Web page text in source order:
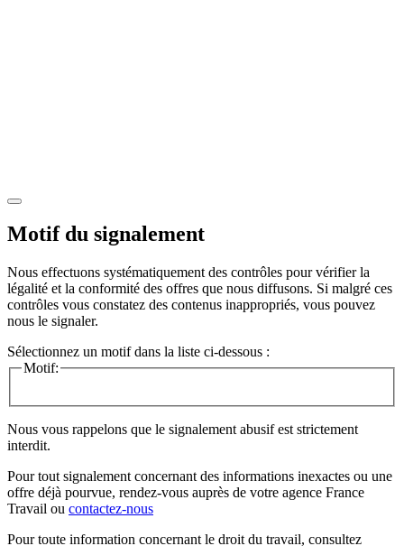
Motif du signalement
Nous effectuons systématiquement des contrôles pour vérifier la
légalité et la conformité des offres que nous diffusons. Si malgré ces
contrôles vous constatez des contenus inappropriés, vous pouvez
nous le signaler.
Sélectionnez un motif dans la liste ci-dessous :
Motif:
Nous vous rappelons que le signalement abusif est strictement
interdit.
Pour tout signalement concernant des informations inexactes ou une
offre déjà pourvue, rendez-vous auprès de votre agence France
Travail ou contactez-nous
Pour toute information concernant le droit du travail, consultez